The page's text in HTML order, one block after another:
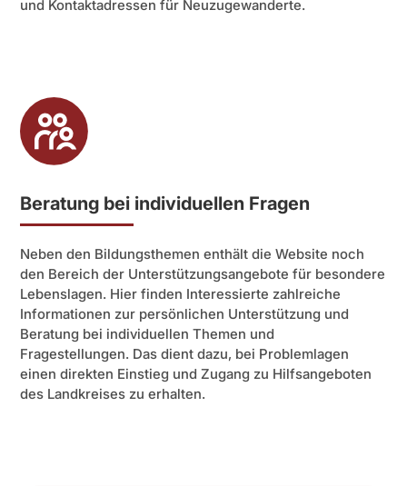
und Kontaktadressen für Neuzugewanderte.
Beratung bei individuellen Fragen
Neben den Bildungsthemen enthält die Website noch
den Bereich der Unterstützungsangebote für besondere
Lebenslagen. Hier finden Interessierte zahlreiche
Informationen zur persönlichen Unterstützung und
Beratung bei individuellen Themen und
Fragestellungen. Das dient dazu, bei Problemlagen
einen direkten Einstieg und Zugang zu Hilfsangeboten
des Landkreises zu erhalten.